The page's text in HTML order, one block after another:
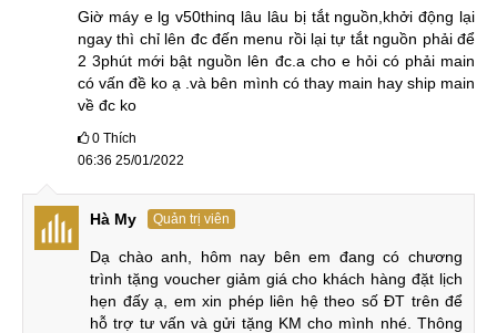
Giờ máy e lg v50thinq lâu lâu bị tắt nguồn,khởi động lại
ngay thì chỉ lên đc đến menu rồi lại tự tắt nguồn phải để
2 3phút mới bật nguồn lên đc.a cho e hỏi có phải main
có vấn đề ko ạ .và bên mình có thay main hay ship main
về đc ko
0 Thích
06:36 25/01/2022
Hà My Quản trị viên
Dạ chào anh, hôm nay bên em đang có chương
trình tặng voucher giảm giá cho khách hàng đặt lịch
hẹn đấy ạ, em xin phép liên hệ theo số ĐT trên để
hỗ trợ tư vấn và gửi tặng KM cho mình nhé. Thông